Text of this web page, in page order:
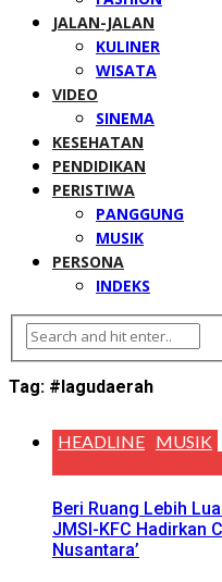
JALAN-JALAN
KULINER
WISATA
VIDEO
SINEMA
KESEHATAN
PENDIDIKAN
PERISTIWA
PANGGUNG
MUSIK
PERSONA
INDEKS
Tag: #lagudaerah
HEADLINE MUSIK
Beri Ruang Lebih
JMSI-KFC Hadirkan
Nusantara’